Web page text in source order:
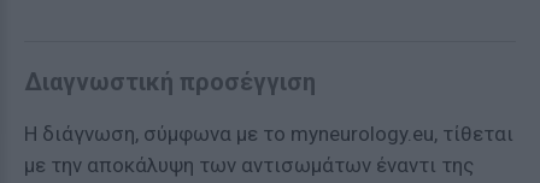
Διαγνωστική προσέγγιση
Η διάγνωση, σύμφωνα με το myneurology.eu, τίθεται
με την αποκάλυψη των αντισωμάτων έναντι της